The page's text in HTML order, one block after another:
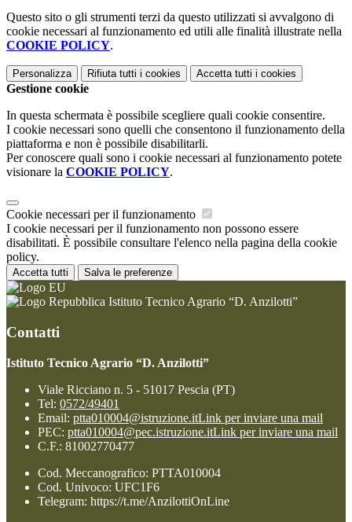
Questo sito o gli strumenti terzi da questo utilizzati si avvalgono di
cookie necessari al funzionamento ed utili alle finalità illustrate nella
COOKIE POLICY.
Personalizza Rifiuta tutti i cookies Accetta tutti i cookies
Gestione cookie
In questa schermata è possibile scegliere quali cookie consentire.
I cookie necessari sono quelli che consentono il funzionamento della
piattaforma e non è possibile disabilitarli.
Per conoscere quali sono i cookie necessari al funzionamento potete
visionare la COOKIE POLICY.
Cookie necessari per il funzionamento
I cookie necessari per il funzionamento non possono essere
disabilitati. È possibile consultare l'elenco nella pagina della cookie
policy.
Accetta tutti Salva le preferenze
Istituto Tecnico Agrario “D. Anzilotti”
Contatti
Istituto Tecnico Agrario “D. Anzilotti”
Viale Ricciano n. 5 - 51017 Pescia (PT)
Tel: 0572/49401
Email: ptta010004@istruzione.itLink per inviare una mail
PEC: ptta010004@pec.istruzione.itLink per inviare una mail
C.F.: 81002770477
Cod. Meccanografico: PTTA010004
Cod. Univoco: UFC1F6
Telegram: https://t.me/AnzilottiOnLine